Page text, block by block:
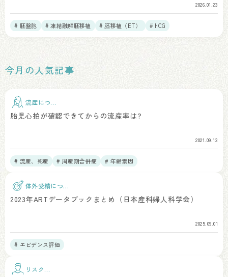
2026.01.23
# 胚盤胞 # 凍結融解胚移植 # 胚移植（ET） # hCG
今月の人気記事
流産につい
胎児心拍が確認できてからの流産率は?
2021.09.13
# 流産、死産 # 周産期合併症 # 年齢素因
体外受精につい
て
2023年ARTデータブックまとめ（日本産科婦人科学会）
2025.09.01
# エビデンス評価
リスク因